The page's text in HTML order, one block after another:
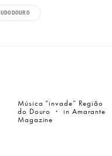
Música “invade” Região
do Douro ・ in Amarante
Magazine